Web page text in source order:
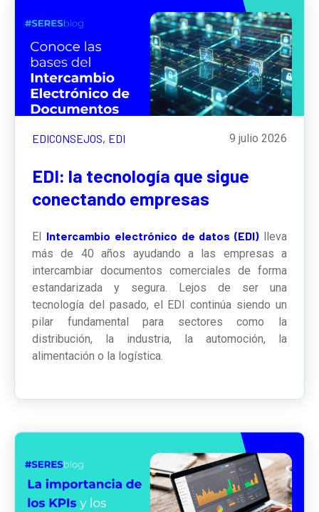
EDICONSEJOS, EDI 9 julio 2026
EDI: la tecnología que sigue
conectando empresas
El Intercambio electrónico de datos (EDI)lleva
más de 40 años ayudando a las empresas a
intercambiar documentos comerciales de forma
estandarizada y segura. Lejos de ser una
tecnología del pasado, el EDI continúa siendo un
pilar fundamental para sectores como la
distribución, la industria, la automoción, la
alimentación o la logística.